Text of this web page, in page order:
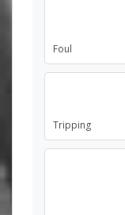
Foul
Tripping